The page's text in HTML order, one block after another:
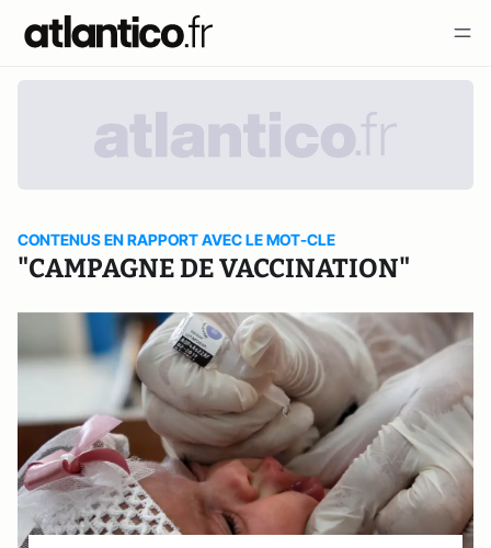
CONTENUS EN RAPPORT AVEC LE MOT-CLE
"CAMPAGNE DE VACCINATION"